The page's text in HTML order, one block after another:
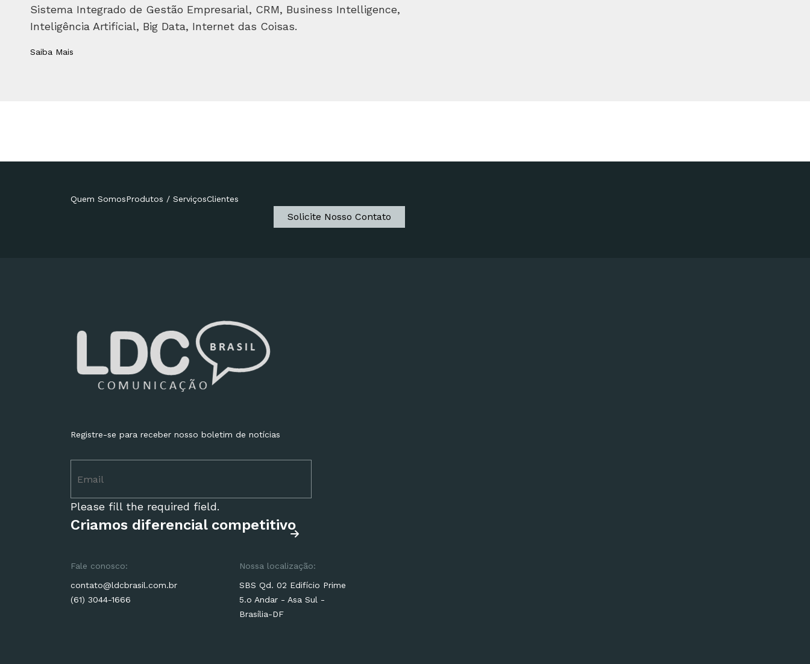
Sistema Integrado de Gestão Empresarial, CRM, Business Intelligence,
Inteligência Artificial, Big Data, Internet das Coisas.
Saiba Mais
Quem SomosProdutos / ServiçosClientes
Solicite Nosso Contato
Registre-se para receber nosso boletim de notícias
Please fill the required field.
Criamos diferencial competitivo
Fale conosco:
contato@ldcbrasil.com.br
(61) 3044-1666
Nossa localização:
SBS Qd. 02 Edifício Prime
5.o Andar - Asa Sul -
Brasília-DF